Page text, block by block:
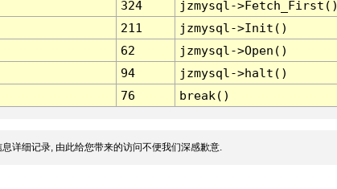
324
jzmysql-
211
jzmysql->Init()
62
jzmysql->Open()
94
jzmysql->halt()
76 break()
详细记录, 由此给您带来的访问不便我们深感歉意.